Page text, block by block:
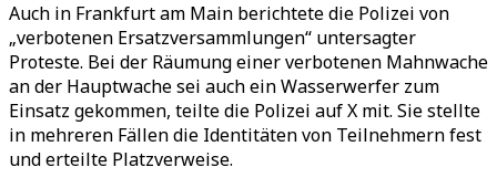
Auch in Frankfurt am Main berichtete die Polizei von
„verbotenen Ersatzversammlungen“ untersagter
Proteste. Bei der Räumung einer verbotenen Mahnwache
an der Hauptwache sei auch ein Wasserwerfer zum
Einsatz gekommen, teilte die Polizei auf X mit. Sie stellte
in mehreren Fällen die Identitäten von Teilnehmern fest
und erteilte Platzverweise.